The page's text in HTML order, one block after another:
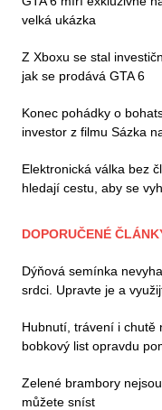
velká ukázka
Z Xboxu se stal
jak se prodává GTA 6
Konec pohádky o
investor z filmu Sázka
Elektronická válka bez
hledají cestu, aby se
DOPORUČENÉ
Dýňová semínka
srdci. Upravte je a
Hubnutí, trávení i chutě
bobkový list opravdu
Zelené brambory
můžete sníst